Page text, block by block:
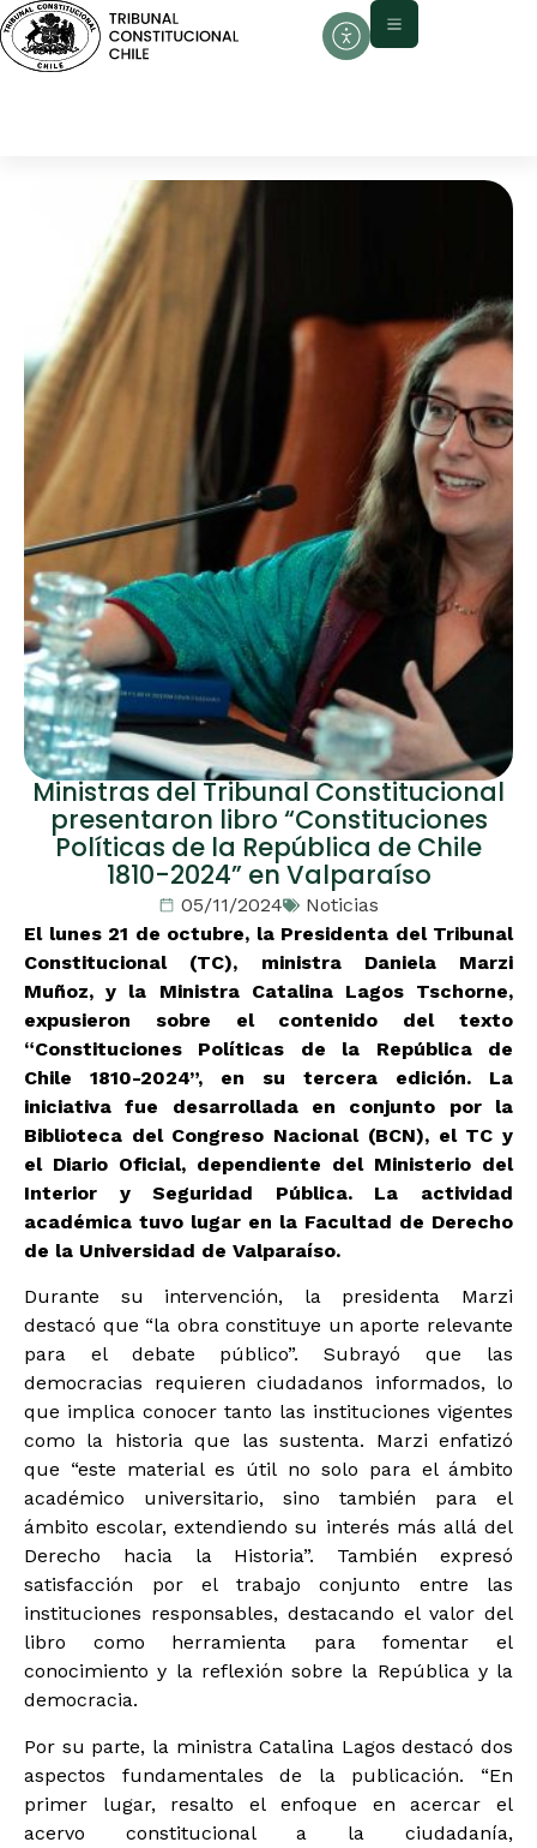
Ministras del Tribunal Constitucional
presentaron libro “Constituciones
Políticas de la República de Chile
1810-2024” en Valparaíso
05/11/2024
Noticias
El lunes 21 de octubre, la Presidenta del Tribunal
Constitucional (TC), ministra Daniela Marzi
Muñoz, y la Ministra Catalina Lagos Tschorne,
expusieron sobre el contenido del texto
“Constituciones Políticas de la República de
Chile 1810-2024”, en su tercera edición. La
iniciativa fue desarrollada en conjunto por la
Biblioteca del Congreso Nacional (BCN), el TC y
el Diario Oficial, dependiente del Ministerio del
Interior y Seguridad Pública. La actividad
académica tuvo lugar en la Facultad de Derecho
de la Universidad de Valparaíso.
Durante su intervención, la presidenta Marzi
destacó que “la obra constituye un aporte relevante
para el debate público”. Subrayó que las
democracias requieren ciudadanos informados, lo
que implica conocer tanto las instituciones vigentes
como la historia que las sustenta. Marzi enfatizó
que “este material es útil no solo para el ámbito
académico universitario, sino también para el
ámbito escolar, extendiendo su interés más allá del
Derecho hacia la Historia”. También expresó
satisfacción por el trabajo conjunto entre las
instituciones responsables, destacando el valor del
libro como herramienta para fomentar el
conocimiento y la reflexión sobre la República y la
democracia.
Por su parte, la ministra Catalina Lagos destacó dos
aspectos fundamentales de la publicación. “En
primer lugar, resalto el enfoque en acercar el
acervo constitucional a la ciudadanía,